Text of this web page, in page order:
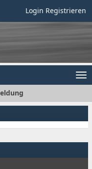
Login Registrieren